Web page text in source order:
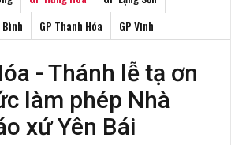
GP Thanh Hóa GP Vinh
- Thánh lễ tạ ơn
làm phép Nhà
xứ Yên Bái